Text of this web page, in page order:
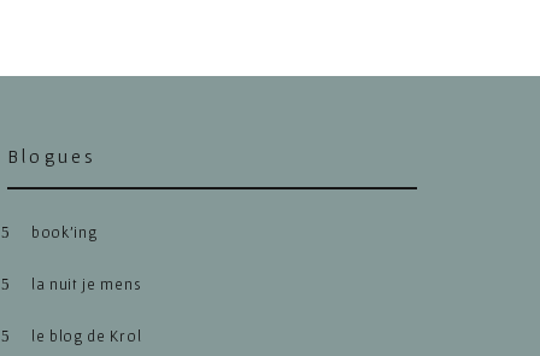
Blogues
book’ing
la nuit je mens
le blog de Krol